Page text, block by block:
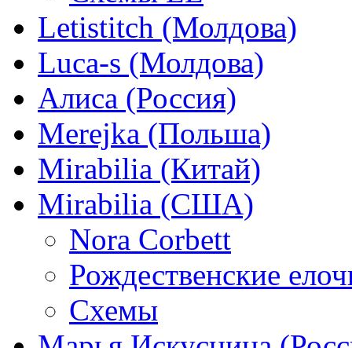
Letistitch (Молдова)
Luca-s (Молдова)
Алиса (Россия)
Merejka (Польша)
Mirabilia (Китай)
Mirabilia (США)
Nora Corbett
Рождественские
Схемы